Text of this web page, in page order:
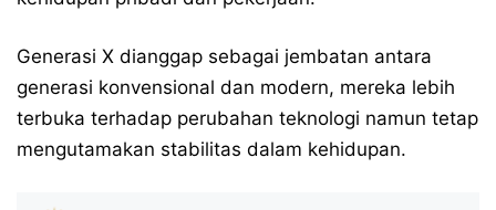
Generasi X dianggap sebagai jembatan antara
generasi konvensional dan modern, mereka lebih
terbuka terhadap perubahan teknologi namun tetap
mengutamakan stabilitas dalam kehidupan.